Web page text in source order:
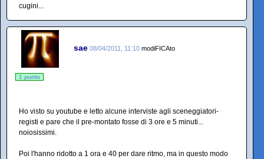
cugini...
sae 08/04/2011, 11:10 modiFICAto
1 punto
Ho visto su youtube e letto alcune interviste agli sceneggiatori-
registi e pare che il pre-montato fosse di 3 ore e 5 minuti...
noiosissimi.
Poi l'hanno ridotto a 1 ora e 40 per dare ritmo, ma in questo modo